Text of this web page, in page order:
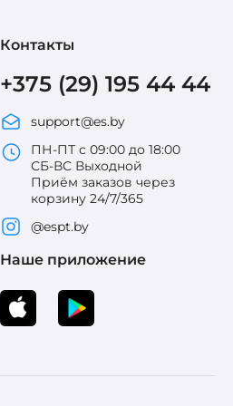
Контакты
+375 (29) 195 44 44
support@es.by
ПН-ПТ с 09:00 до 18:00
СБ-ВС Выходной
Приём заказов через
корзину 24/7/365
@espt.by
Наше приложение